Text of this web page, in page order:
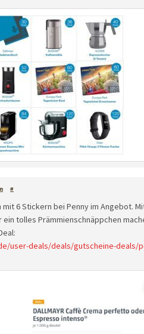
#
6 Stickern bei Penny im Angebot.
ein tolles Prämmienschnäppchen
user-deals/deals/gutscheine-deals/